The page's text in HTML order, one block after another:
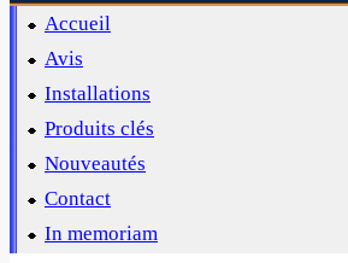
Accueil
Avis
Installations
Produits clés
Nouveautés
Contact
In memoriam